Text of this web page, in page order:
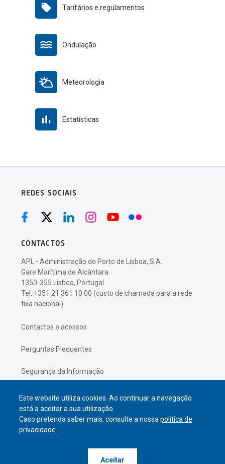
Este website utiliza cookies. Ao continuar a navegação
está a aceitar a sua utilização.
Caso pretenda saber mais, consulte a nossapolítica de
privacidade.
Aceitar
Tarifários e regulamentos
Ondulação
Meteorologia
Estatísticas
REDES SOCIAIS
CONTACTOS
APL - Administração do Porto de Lisboa, S.A.
Gare Marítima de Alcântara
1350-355 Lisboa, Portugal
Tel: +351 21 361 10 00 (custo de chamada para a rede
fixa nacional)
Contactos e acessos
Perguntas Frequentes
Segurança da Informação
Política de Privacidade
© APL Administração do Porto de